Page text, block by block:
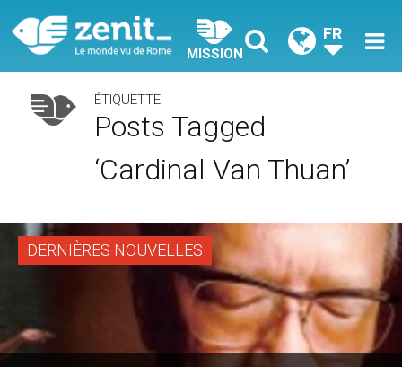
MISSION
FR
ÉTIQUETTE
Posts Tagged
‘cardinal Van Thuan’
DERNIÈRES NOUVELLES